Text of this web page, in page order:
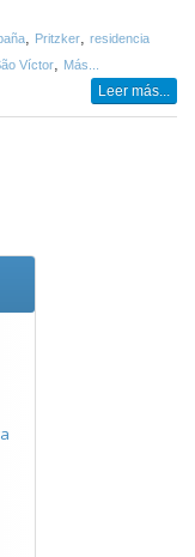
Pritzker
residencia
Víctor Más...
Leer más...